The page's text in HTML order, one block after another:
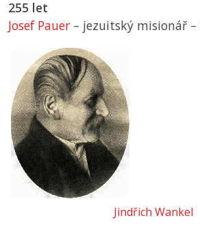
255 let
Josef Pauer – jezuitský misionář –
Jindřich Wankel